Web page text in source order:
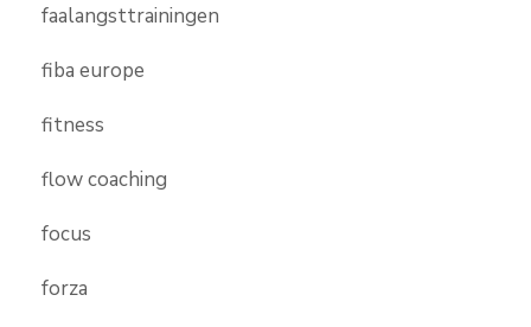
faalangsttrainingen
fiba europe
fitness
flow coaching
focus
forza